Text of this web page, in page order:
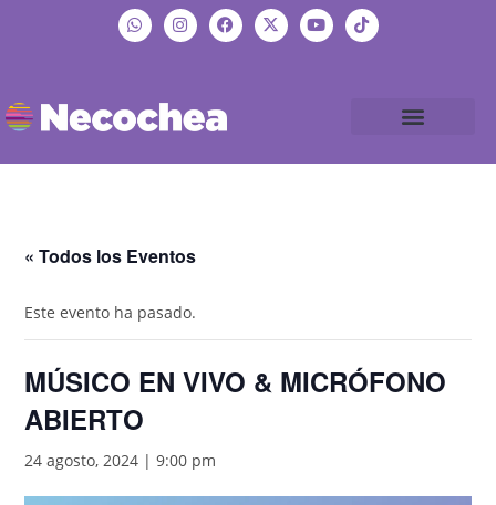
« Todos los Eventos
Este evento ha pasado.
MÚSICO EN VIVO & MICRÓFONO
ABIERTO
24 agosto, 2024 | 9:00 pm